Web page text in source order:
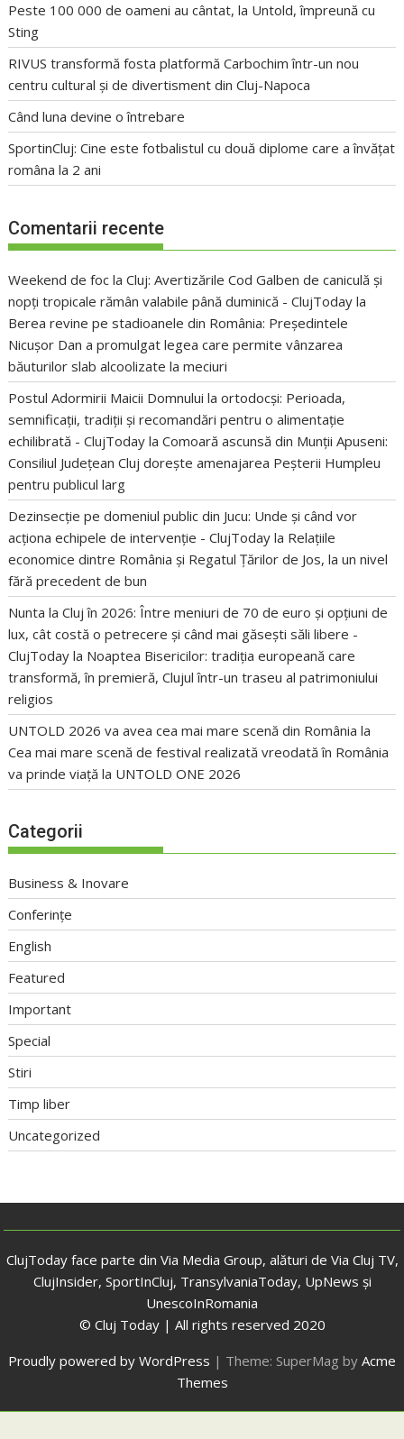
Peste 100 000 de oameni au cântat, la Untold, împreună cu
Sting
RIVUS transformă fosta platformă Carbochim într-un nou
centru cultural și de divertisment din Cluj-Napoca
Când luna devine o întrebare
SportinCluj: Cine este fotbalistul cu două diplome care a învățat
româna la 2 ani
Comentarii recente
Weekend de foc la Cluj: Avertizările Cod Galben de caniculă și
nopți tropicale rămân valabile până duminică - ClujToday la
Berea revine pe stadioanele din România: Președintele
Nicușor Dan a promulgat legea care permite vânzarea
băuturilor slab alcoolizate la meciuri
Postul Adormirii Maicii Domnului la ortodocși: Perioada,
semnificații, tradiții și recomandări pentru o alimentație
echilibrată - ClujToday laComoară ascunsă din Munții Apuseni:
Consiliul Județean Cluj dorește amenajarea Peșterii Humpleu
pentru publicul larg
Dezinsecție pe domeniul public din Jucu: Unde și când vor
acționa echipele de intervenție - ClujToday la Relațiile
economice dintre România și Regatul Țărilor de Jos, la un nivel
fără precedent de bun
Nunta la Cluj în 2026: Între meniuri de 70 de euro și opțiuni de
lux, cât costă o petrecere și când mai găsești săli libere -
ClujToday la Noaptea Bisericilor: tradiția europeană care
transformă, în premieră, Clujul într-un traseu al patrimoniului
religios
UNTOLD 2026 va avea cea mai mare scenă din România la
Cea mai mare scenă de festival realizată vreodată în România
va prinde viață la UNTOLD ONE 2026
Categorii
Business & Inovare
Conferințe
English
Featured
Important
Special
Stiri
Timp liber
Uncategorized
ClujToday face parte din Via Media Group, alături de Via Cluj TV,
ClujInsider, SportInCluj, TransylvaniaToday, UpNews și
UnescoInRomania
© Cluj Today | All rights reserved 2020
Proudly powered by WordPress | Theme: SuperMag by Acme
Themes